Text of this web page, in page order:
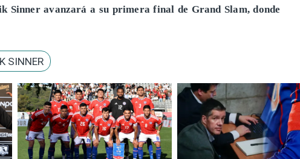
Sinner avanzará a su primera final de Grand Slam, donde
SINNER